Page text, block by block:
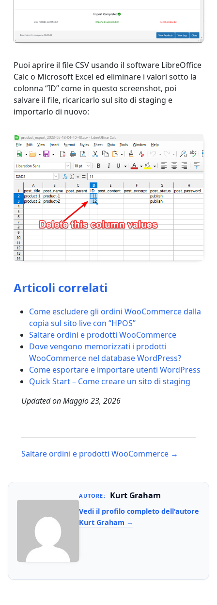
Puoi aprire il file CSV usando il software LibreOffice
Calc o Microsoft Excel ed eliminare i valori sotto la
colonna “ID” come in questo screenshot, poi
salvare il file, ricaricarlo sul sito di staging e
importarlo di nuovo:
Articoli correlati
Come escludere gli ordini WooCommerce dalla
copia sul sito live con “HPOS”
Saltare ordini e prodotti WooCommerce
Dove vengono memorizzati i prodotti
WooCommerce nel database WordPress?
Come esportare e importare utenti WordPress
Quick Start – Come creare un sito di staging
Updated onMaggio 23, 2026
navigation
Saltare ordini e prodotti WooCommerce →
AUTORE: Kurt Graham
Vedi il profilo completo dell'autore
Kurt Graham